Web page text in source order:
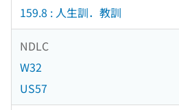
159.8 : 人生訓．教訓
NDLC
W32
US57